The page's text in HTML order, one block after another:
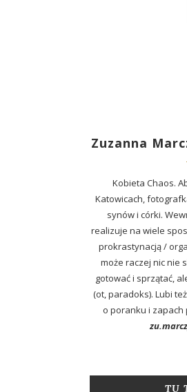
Zuzanna
Kobieta Chaos.
Katowicach,
synów i córki.
realizuje na wiele
prokrastynacją /
może raczej nic nie
gotować i sprzątać,
(ot, paradoks). Lubi
o poranku i
TU